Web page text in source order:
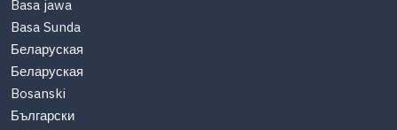
Basa jawa
Basa Sunda
Беларуская
Беларуская
Bosanski
Български